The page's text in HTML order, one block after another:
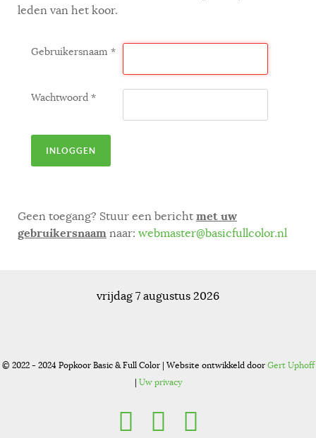
leden van het koor.
Gebruikersnaam *
Wachtwoord *
INLOGGEN
Geen toegang? Stuur een bericht met uw
gebruikersnaam naar: webmaster@basicfullcolor.nl
vrijdag 7 augustus 2026
© 2022 - 2024 Popkoor Basic & Full Color | Website ontwikkeld door Gert Uphoff
| Uw privacy